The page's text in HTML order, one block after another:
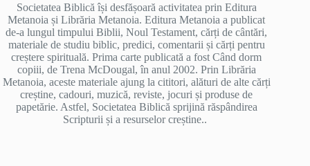
Societatea Biblică își desfășoară activitatea prin Editura
Metanoia și Librăria Metanoia. Editura Metanoia a publicat
de-a lungul timpului Biblii, Noul Testament, cărți de cântări,
materiale de studiu biblic, predici, comentarii și cărți pentru
creștere spirituală. Prima carte publicată a fost Când dorm
copiii, de Trena McDougal, în anul 2002. Prin Librăria
Metanoia, aceste materiale ajung la cititori, alături de alte cărți
creștine, cadouri, muzică, reviste, jocuri și produse de
papetărie. Astfel, Societatea Biblică sprijină răspândirea
Scripturii și a resurselor creștine..